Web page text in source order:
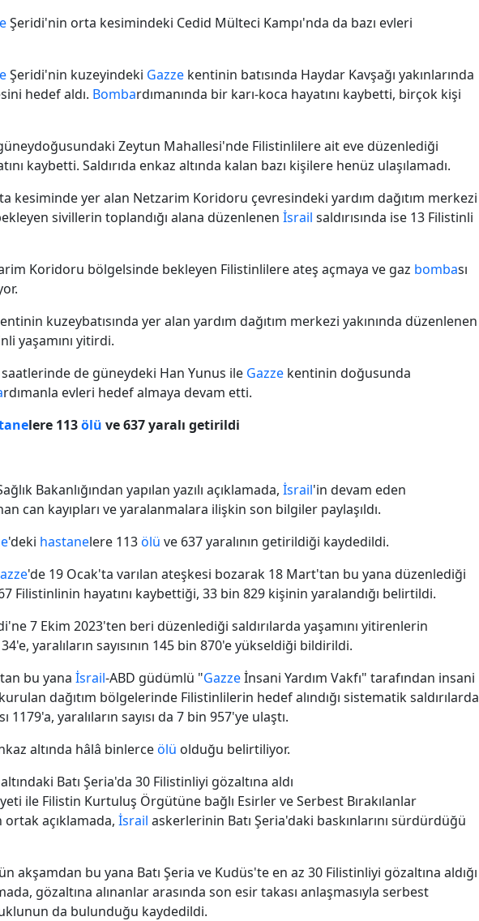
Şeridi'nin orta kesimindeki Cedid Mülteci Kampı'nda da bazı evleri
Şeridi'nin kuzeyindeki Gazze kentinin batısında Haydar Kavşağı yakınlarında
hedef aldı. Bombardımanında bir karı-koca hayatını kaybetti, birçok kişi
Zeytun Mahallesi'nde Filistinlilere ait eve düzenlediği
kaybetti. Saldırıda enkaz altında kalan bazı kişilere henüz ulaşılamadı.
kesiminde yer alan Netzarim Koridoru çevresindeki yardım dağıtım merkezi
sivillerin toplandığı alana düzenlenen İsrail saldırısında ise 13 Filistinli
Koridoru bölgelsinde bekleyen Filistinlilere ateş açmaya ve gaz bombası
kuzeybatısında yer alan yardım dağıtım merkezi yakınında düzenlenen
yaşamını yitirdi.
de güneydeki Han Yunus ile Gazze kentinin doğusunda
rdımanla evleri hedef almaya devam etti.
lere 113ölü ve 637 yaralı getirildi
Bakanlığından yapılan yazılı açıklamada, İsrail'in devam eden
can kayıpları ve yaralanmalara ilişkin son bilgiler paylaşıldı.
'deki hastanelere 113ölü ve 637 yaralının getirildiği kaydedildi.
'de 19 Ocak'ta varılan ateşkesi bozarak 18 Mart'tan bu yana düzenlediği
Filistinlinin hayatını kaybettiği, 33 bin 829 kişinin yaralandığı belirtildi.
7 Ekim 2023'ten beri düzenlediği saldırılarda yaşamını yitirenlerin
34'e, yaralıların sayısının 145 bin 870'e yükseldiği bildirildi.
bu yana İsrail-ABD güdümlü "Gazzeİnsani Yardım Vakfı" tarafından insani
dağıtım bölgelerinde Filistinlilerin hedef alındığı sistematik saldırılarda
1179'a, yaralıların sayısı da 7 bin 957'ye ulaştı.
altında hâlâ binlerceölü olduğu belirtiliyor.
Batı Şeria'da 30 Filistinliyi gözaltına aldı
ile Filistin Kurtuluş Örgütüne bağlı Esirler ve Serbest Bırakılanlar
ortak açıklamada, İsrail askerlerinin Batı Şeria'daki baskınlarını sürdürdüğü
akşamdan bu yana Batı Şeria ve Kudüs'te en az 30 Filistinliyi gözaltına aldığı
gözaltına alınanlar arasında son esir takası anlaşmasıyla serbest
da bulunduğu kaydedildi.